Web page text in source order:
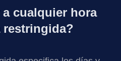
cualquier hora
restringida?